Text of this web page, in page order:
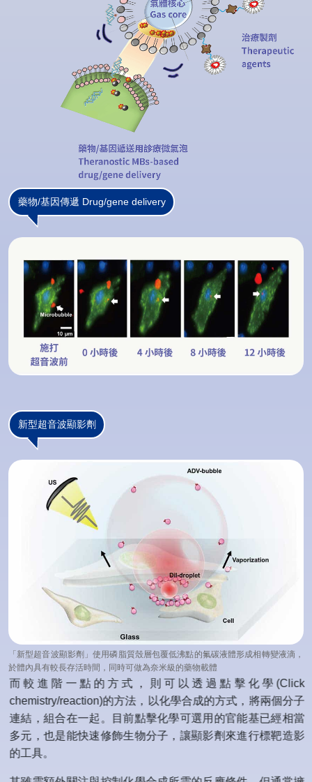
藥物/基因傳遞 Drug/gene delivery
新型超音波顯影劑
「新型超音波顯影劑」使用磷脂質殼層包覆低沸點的氟碳液體形成相轉變液滴，
於體內具有較長存活時間，同時可做為奈米級的藥物載體
而較進階一點的方式，則可以透過點擊化學(Click
chemistry/reaction)的方法，以化學合成的方式，將兩個分子
連結，組合在一起。目前點擊化學可選用的官能基已經相當
多元，也是能快速修飾生物分子，讓顯影劑來進行標靶造影
的工具。